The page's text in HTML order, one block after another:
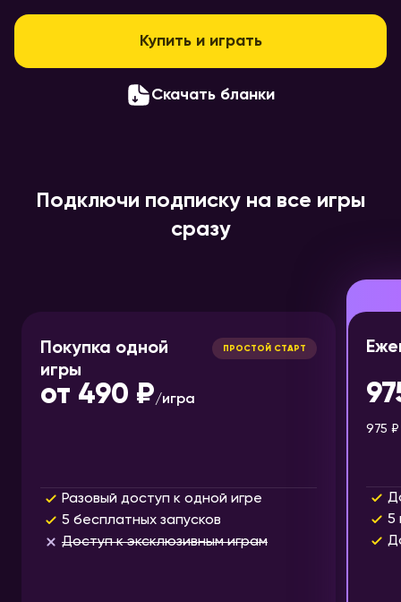
Купить и играть
Скачать бланки
Подключи подписку на все игры
сразу
Покупка одной
игры
ПРОСТОЙ СТАРТ
от 490 ₽/игра
Разовый доступ к одной игре
5 бесплатных запусков
Доступ к эксклюзивным играм
975 ₽
5